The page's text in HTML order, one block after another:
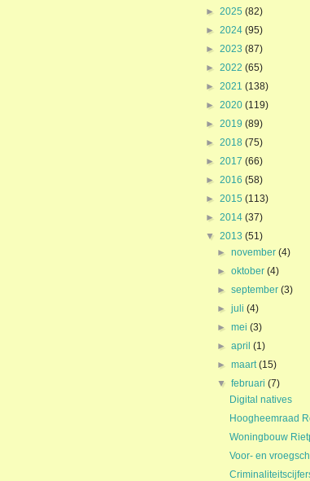
► 2025 (82)
► 2024 (95)
► 2023 (87)
► 2022 (65)
► 2021 (138)
► 2020 (119)
► 2019 (89)
► 2018 (75)
► 2017 (66)
► 2016 (58)
► 2015 (113)
► 2014 (37)
▼ 2013 (51)
►november(4)
►oktober(4)
►september(3)
►juli(4)
►mei(3)
►april(1)
►maart(15)
▼februari(7)
Digital natives
Hoogheemraad
Woningbouw
Voor- en